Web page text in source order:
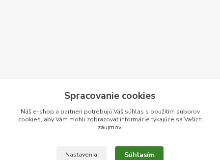
Spracovanie cookies
Náš e-shop a partneri potrebujú Váš súhlas s použitím súborov
cookies, aby Vám mohli zobrazovať informácie týkajúce sa Vašich
záujmov.
Nastavenia Súhlasím